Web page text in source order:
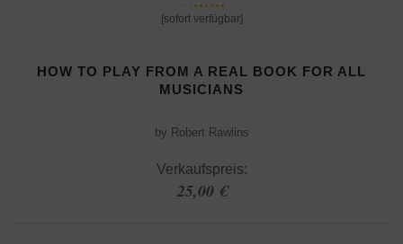
[sofort verfügbar]
HOW TO PLAY FROM A REAL BOOK FOR ALL
MUSICIANS
by Robert Rawlins
Verkaufspreis:
25,00 €